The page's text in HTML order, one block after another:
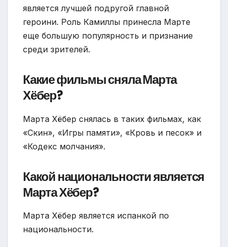
является лучшей подругой главной
героини. Роль Камиллы принесла Марте
еще большую популярность и признание
среди зрителей.
Какие фильмы сняла Марта
Хёбер?
Марта Хёбер снялась в таких фильмах, как
«Скин», «Игры памяти», «Кровь и песок» и
«Кодекс молчания».
Какой национальности является
Марта Хёбер?
Марта Хёбер является испанкой по
национальности.